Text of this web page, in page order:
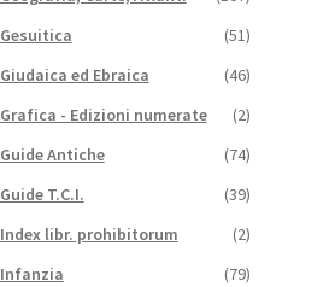
Gesuitica
(51)
Giudaica ed Ebraica
(46)
Grafica - Edizioni numerate
(2)
Guide Antiche
(74)
Guide T.C.I.
(39)
Index libr. prohibitorum
(2)
Infanzia
(79)